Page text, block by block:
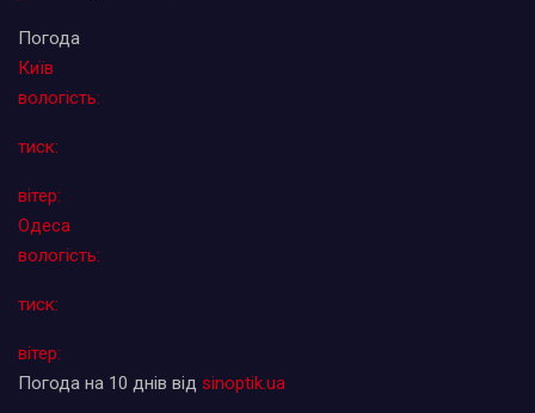
Погода
Київ
вологість:
тиск:
вітер:
Одеса
вологість:
тиск:
вітер:
Погода на 10 днів від sinoptik.ua